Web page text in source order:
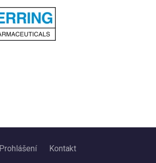
Prohlášení Kontakt